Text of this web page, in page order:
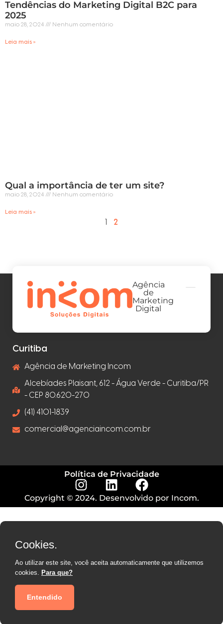
Tendências do Marketing Digital B2C para
2025
maio 28, 2024 Nenhum comentário
Leia mais »
Qual a importância de ter um site?
maio 28, 2024 Nenhum comentário
Leia mais »
2
Agência
de
Marketing
Digital
Curitiba
Agência de Marketing Incom
Alcebíades Plaisant, 612 - Água Verde - Curitiba/PR
- CEP 80.620-270
(41) 4101-1839
comercial@agenciaincom.com.br
Política de Privacidade
Copyright © 2024. Desenvolvido por Incom.
Cookies.
Ao utilizar este site, você aceita automaticamente que utilizemos
cookies. Para que?
Entendido